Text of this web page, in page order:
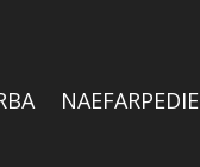
NAEFARPEDIE